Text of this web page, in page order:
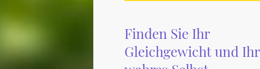
Finden Sie Ihr
Gleichgewicht und Ihr